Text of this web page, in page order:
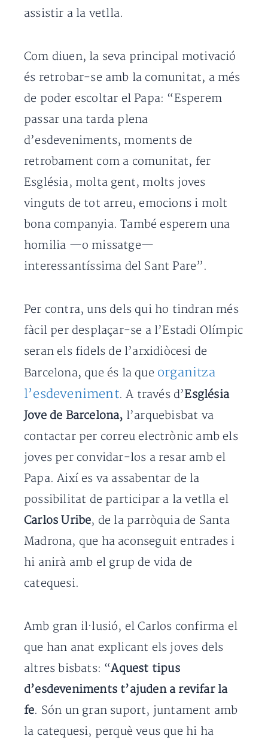
assistir a la vetlla.
Com diuen, la seva principal motivació
és retrobar-se amb la comunitat, a més
de poder escoltar el Papa: “Esperem
passar una tarda plena
d’esdeveniments, moments de
retrobament com a comunitat, fer
Església, molta gent, molts joves
vinguts de tot arreu, emocions i molt
bona companyia. També esperem una
homilia —o missatge—
interessantíssima del Sant Pare”.
Per contra, uns dels qui ho tindran més
fàcil per desplaçar-se a l’Estadi Olímpic
seran els fidels de l’arxidiòcesi de
Barcelona, que és la que organitza
l’esdeveniment. A través d’Església
Jove de Barcelona, l’arquebisbat va
contactar per correu electrònic amb els
joves per convidar-los a resar amb el
Papa. Així es va assabentar de la
possibilitat de participar a la vetlla el
Carlos Uribe, de la parròquia de Santa
Madrona, que ha aconseguit entrades i
hi anirà amb el grup de vida de
catequesi.
Amb gran il·lusió, el Carlos confirma el
que han anat explicant els joves dels
altres bisbats: “Aquest tipus
d’esdeveniments t’ajuden a revifar la
fe. Són un gran suport, juntament amb
la catequesi, perquè veus que hi ha